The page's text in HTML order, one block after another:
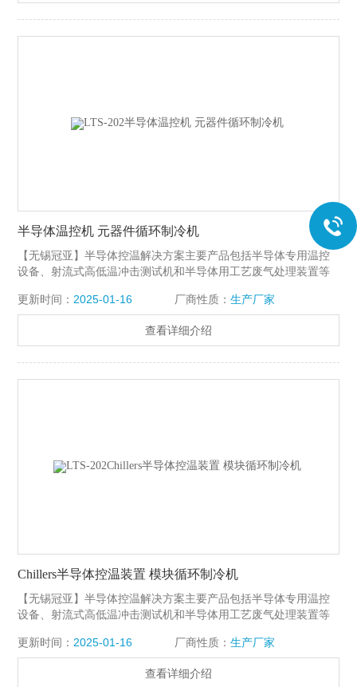
半导体温控机 元器件循环制冷机
【无锡冠亚】半导体控温解决方案主要产品包括半导体专⽤温控
设备、射流式⾼低温冲击测试机和半导体⽤⼯艺废⽓处理装置等
半导体温控机 元器件循环制冷机
更新时间： 2025-01-16 厂商性质： 生产厂家
查看详细介绍
Chillers半导体控温装置 模块循环制冷机
【无锡冠亚】半导体控温解决方案主要产品包括半导体专⽤温控
设备、射流式⾼低温冲击测试机和半导体⽤⼯艺废⽓处理装置等
Chillers半导体控温装置 模块循环制冷机
更新时间： 2025-01-16 厂商性质： 生产厂家
查看详细介绍